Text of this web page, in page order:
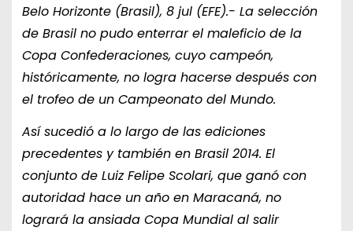
Belo Horizonte (Brasil), 8 jul (EFE).- La selección
de Brasil no pudo enterrar el maleficio de la
Copa Confederaciones, cuyo campeón,
históricamente, no logra hacerse después con
el trofeo de un Campeonato del Mundo.
Así sucedió a lo largo de las ediciones
precedentes y también en Brasil 2014. El
conjunto de Luiz Felipe Scolari, que ganó con
autoridad hace un año en Maracaná, no
logrará la ansiada Copa Mundial al salir